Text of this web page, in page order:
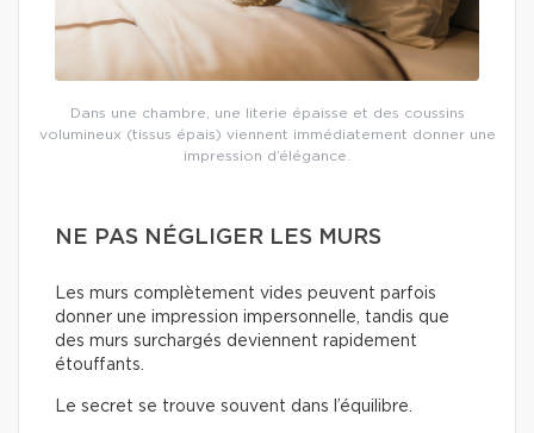
Dans une chambre, une literie épaisse et des coussins
volumineux (tissus épais) viennent immédiatement donner une
impression d’élégance.
NE PAS NÉGLIGER LES MURS
Les murs complètement vides peuvent parfois
donner une impression impersonnelle, tandis que
des murs surchargés deviennent rapidement
étouffants.
Le secret se trouve souvent dans l’équilibre.